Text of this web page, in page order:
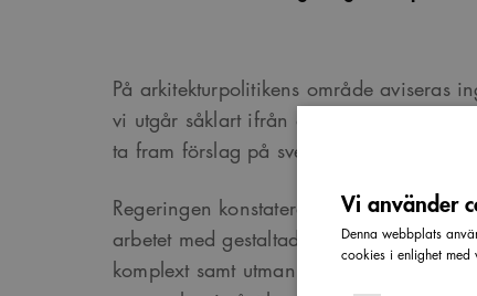
På arkitekturpolitikens område aviseras
vi utgår såklart ifrån att de fristående
ta fram förslag på svensk kulturkanon
Regeringen konstaterar att målet för
arbetet med gestaltad livsmiljö
komplext samt utmaningen att åtgärder
Vi använder
Denna webbplats
cookies i enlighet